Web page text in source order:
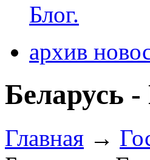
Блог.
архив
Беларусь
Главная →